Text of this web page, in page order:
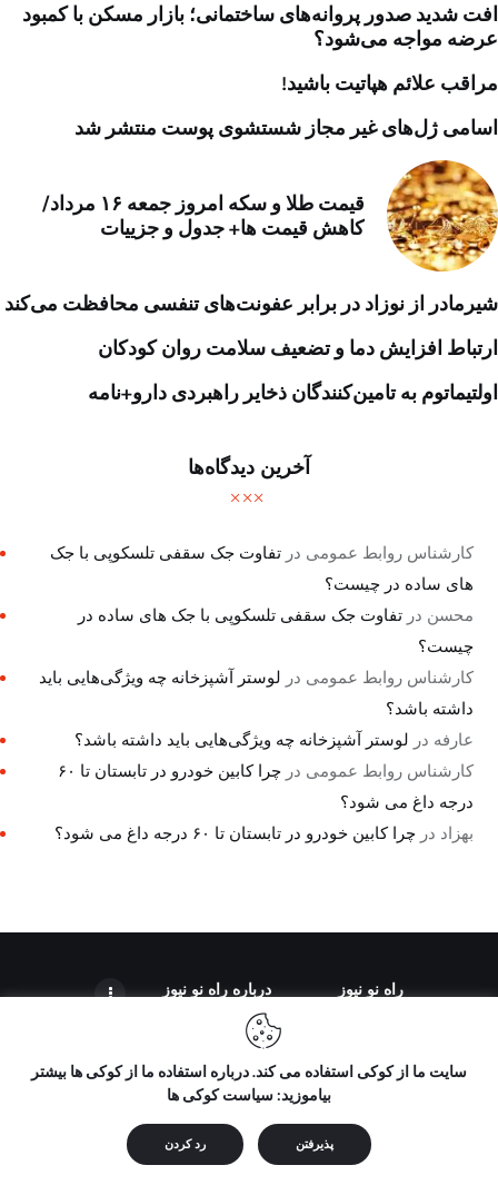
افت شدید صدور پروانه‌های ساختمانی؛ بازار مسکن با کمبود
عرضه مواجه می‌شود؟
مراقب علائم هپاتیت باشید!
اسامی ژل‌های غیر مجاز شستشوی پوست منتشر شد
قیمت طلا و سکه امروز جمعه ۱۶ مرداد/
کاهش قیمت ها+ جدول و جزییات
شیرمادر از نوزاد در برابر عفونت‌های تنفسی محافظت می‌کند
ارتباط افزایش دما و تضعیف سلامت روان کودکان
اولتیماتوم به تامین‌کنندگان ذخایر راهبردی دارو+نامه
آخرین دیدگاه‌ها
کارشناس روابط عمومی درتفاوت جک سقفی تلسکوپی با جک
های ساده در چیست؟
محسن درتفاوت جک سقفی تلسکوپی با جک های ساده در
چیست؟
کارشناس روابط عمومی در لوستر آشپزخانه چه ویژگی‌هایی باید
داشته باشد؟
عارفه در لوستر آشپزخانه چه ویژگی‌هایی باید داشته باشد؟
کارشناس روابط عمومی در
چرا کابین خودرو در تابستان تا ۶۰
درجه داغ می شود؟
بهزاد درچرا کابین خودرو در تابستان تا ۶۰ درجه داغ می شود؟
راه نو نیوز درباره راه‌ نو نیوز
تمامی حقوق مطالب برای "راه نو نیوز" محفوظ است و هرگونه کپی
برداری بدون ذکر منبع ممنوع می باشد.
سایت ما از کوکی استفاده می کند. درباره استفاده ما از کوکی ها بیشتر
بیاموزید: سیاست کوکی ها
پذیرفتن رد کردن